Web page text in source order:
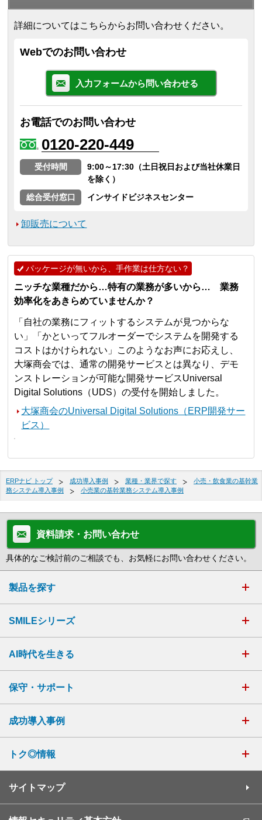
詳細についてはこちらからお問い合わせください。
Webでのお問い合わせ
入力フォームから問い合わせる
お電話でのお問い合わせ
0120-220-449
受付時間
9:00～17:30（土日祝日および当社休業日
を除く）
総合受付窓口
インサイドビジネスセンター
卸販売について
パッケージが無いから、手作業は仕方ない？
ニッチな業種だから…特有の業務が多いから… 業務
効率化をあきらめていませんか？
「自社の業務にフィットするシステムが見つからな
い」「かといってフルオーダーでシステムを開発する
コストはかけられない」このようなお声にお応えし、
大塚商会では、通常の開発サービスとは異なり、デモ
ンストレーションが可能な開発サービスUniversal
Digital Solutions（UDS）の受付を開始しました。
大塚商会のUniversal Digital Solutions（ERP開発サー
ビス）
ERPナビ トップ 成功導入事例 業種・業界で探す
小売・飲食業の基幹業
務システム導入事例
小売業の基幹業務システム導入事例
資料請求・お問い合わせ
具体的なご検討前のご相談でも、お気軽にお問い合わせください。
製品を探す
SMILEシリーズ
AI時代を生きる
保守・サポート
成功導入事例
トク◎情報
サイトマップ